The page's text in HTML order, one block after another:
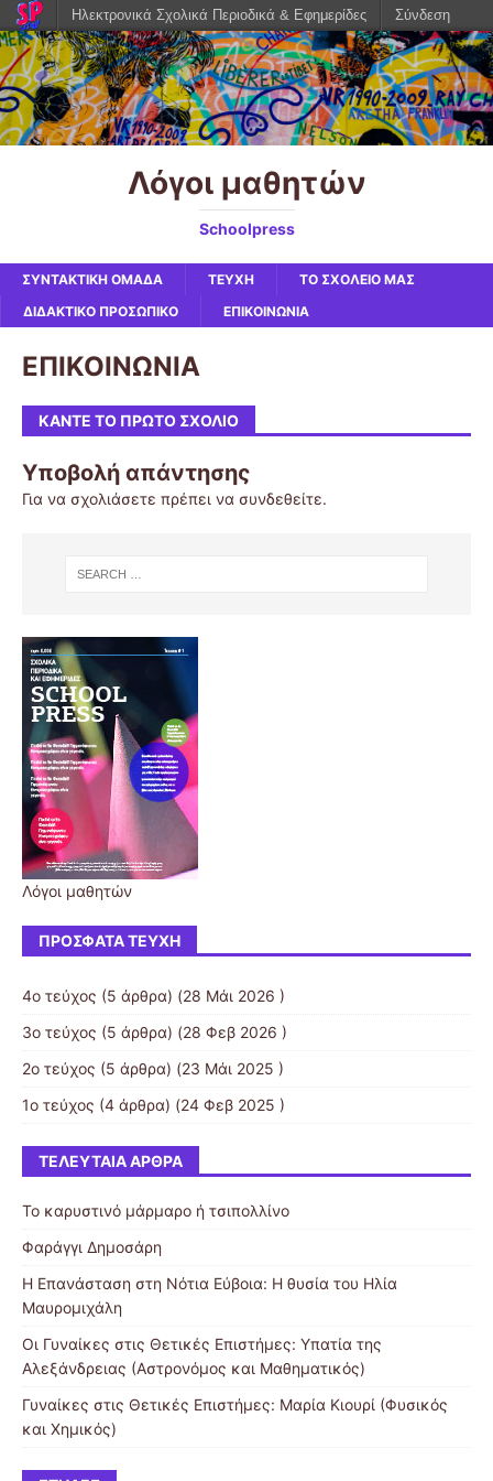
Λόγοι μαθητών
Schoolpress
ΣΥΝΤΑΚΤΙΚΗ ΟΜΑΔΑ ΤΕΥΧΗ
ΤΟ ΣΧΟΛΕΙΟ ΜΑΣ
ΔΙΔΑΚΤΙΚΟ ΠΡΟΣΩΠΙΚΟ
ΕΠΙΚΟΙΝΩΝΙΑ
ΕΠΙΚΟΙΝΩΝΙΑ
ΚΆΝΤΕ ΤΟ ΠΡΏΤΟ ΣΧΌΛΙΟ
Υποβολή απάντησης
Για να σχολιάσετε πρέπει να συνδεθείτε.
Λόγοι μαθητών
ΠΡΌΣΦΑΤΑ ΤΕΎΧΗ
4ο τεύχος (5 άρθρα) (28 Μάι 2026 )
3ο τεύχος (5 άρθρα) (28 Φεβ 2026 )
2ο τεύχος (5 άρθρα) (23 Μάι 2025 )
1ο τεύχος (4 άρθρα) (24 Φεβ 2025 )
ΤΕΛΕΥΤΑΊΑ ΆΡΘΡΑ
Το καρυστινό μάρμαρο ή τσιπολλίνο
Φαράγγι Δημοσάρη
Η Επανάσταση στη Νότια Εύβοια: Η θυσία του Ηλία
Μαυρομιχάλη
Οι Γυναίκες στις Θετικές Επιστήμες: Υπατία της
Αλεξάνδρειας (Αστρονόμος και Μαθηματικός)
Γυναίκες στις Θετικές Επιστήμες: Μαρία Κιουρί (Φυσικός
και Χημικός)
Ηλεκτρονικά Σχολικά Περιοδικά & Εφημερίδες Σύνδεση